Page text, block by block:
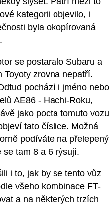
kategorii objevilo, i
byla okopírovaná
se postaralo Subaru a
Toyoty zrovna nepatří.
pochází i jméno nebo
AE86 - Hachi-Roku,
jako pocta tomuto vozu
tato číslice. Možná
podíváte na přelepený
se tam 8 a 6 rýsují.
i to, jak by se tento vůz
všeho kombinace FT-
a na některých trzích